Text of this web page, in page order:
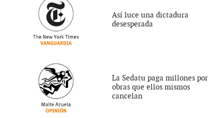
Así luce una dictadura
desesperada
La Sedatu paga millones por
obras que ellos mismos
cancelan